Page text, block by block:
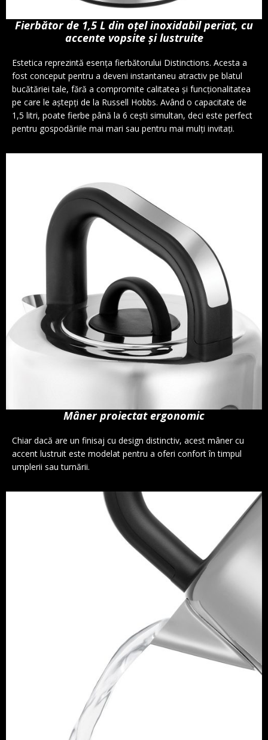
Fierbător de 1,5 L din oțel inoxidabil periat, cu
accente vopsite și lustruite
Estetica reprezintă esența fierbătorului Distinctions. Acesta a
fost conceput pentru a deveni instantaneu atractiv pe blatul
bucătăriei tale, fără a compromite calitatea și funcționalitatea
pe care le aștepți de la Russell Hobbs. Având o capacitate de
1,5 litri, poate fierbe până la 6 cești simultan, deci este perfect
pentru gospodăriile mai mari sau pentru mai mulți invitați.
Mâner proiectat ergonomic
Chiar dacă are un finisaj cu design distinctiv, acest mâner cu
accent lustruit este modelat pentru a oferi confort în timpul
umplerii sau turnării.